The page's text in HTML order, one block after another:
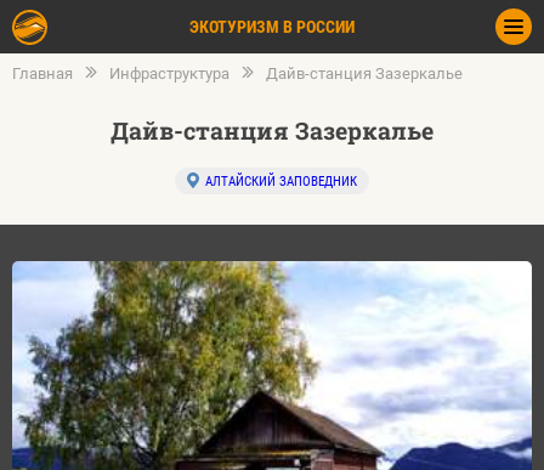
ЭКОТУРИЗМ В РОССИИ
Главная Инфраструктура Дайв-станция Зазеркалье
Дайв-станция Зазеркалье
АЛТАЙСКИЙ ЗАПОВЕДНИК